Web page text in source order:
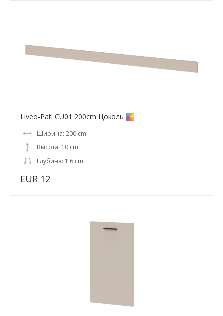
Liveo-Pati CU01 200cm Цоколь
Ширина: 200 cm
Высота: 10 cm
Глубина: 1.6 cm
EUR 12